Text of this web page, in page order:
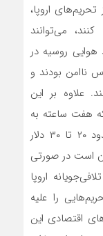
اروپا،
می‌توانند
هوایی روسیه در
ناامن بودند و
علاوه بر این
هفت ساعته به
مینسک می‌رسد و قیمت مضحکی در حدود ۲۰ تا ۳۰ دلار
است در صورتی
اروپا
را علیه
اقتصادی این